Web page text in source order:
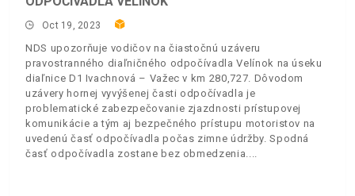
Oct 19, 2023
NDS upozorňuje vodičov na čiastočnú uzáveru
pravostranného diaľničného odpočívadla Velínok na úseku
diaľnice D1 Ivachnová – Važec v km 280,727. Dôvodom
uzávery hornej vyvýšenej časti odpočívadla je
problematické zabezpečovanie zjazdnosti prístupovej
komunikácie a tým aj bezpečného prístupu motoristov na
uvedenú časť odpočívadla počas zimne údržby. Spodná
časť odpočívadla zostane bez obmedzenia.